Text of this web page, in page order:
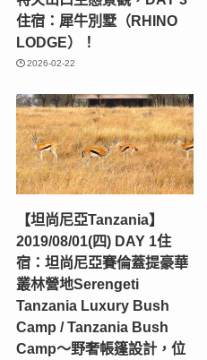
住宿：犀牛別墅（RHINO
LODGE）！
2026-02-22
【坦尚尼亞Tanzania】
2019/08/01(四) DAY 1住
宿：坦尚尼亞賽倫蓋提豪華
叢林營地Serengeti
Tanzania Luxury Bush
Camp / Tanzania Bush
Camp～野奢帳篷設計，位